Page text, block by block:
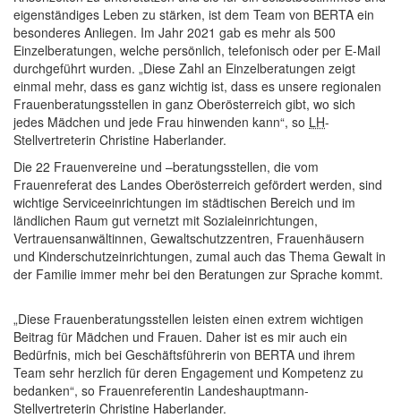
eigenständiges Leben zu stärken, ist dem Team von BERTA ein
besonderes Anliegen. Im Jahr 2021 gab es mehr als 500
Einzelberatungen, welche persönlich, telefonisch oder per E-Mail
durchgeführt wurden. „Diese Zahl an Einzelberatungen zeigt
einmal mehr, dass es ganz wichtig ist, dass es unsere regionalen
Frauenberatungsstellen in ganz Oberösterreich gibt, wo sich
jedes Mädchen und jede Frau hinwenden kann“, so LH-
Stellvertreterin Christine Haberlander.
Die 22 Frauenvereine und –beratungsstellen, die vom
Frauenreferat des Landes Oberösterreich gefördert werden, sind
wichtige Serviceeinrichtungen im städtischen Bereich und im
ländlichen Raum gut vernetzt mit Sozialeinrichtungen,
Vertrauensanwältinnen, Gewaltschutzzentren, Frauenhäusern
und Kinderschutzeinrichtungen, zumal auch das Thema Gewalt in
der Familie immer mehr bei den Beratungen zur Sprache kommt.
„Diese Frauenberatungsstellen leisten einen extrem wichtigen
Beitrag für Mädchen und Frauen. Daher ist es mir auch ein
Bedürfnis, mich bei Geschäftsführerin von BERTA und ihrem
Team sehr herzlich für deren Engagement und Kompetenz zu
bedanken“, so Frauenreferentin Landeshauptmann-
Stellvertreterin Christine Haberlander.